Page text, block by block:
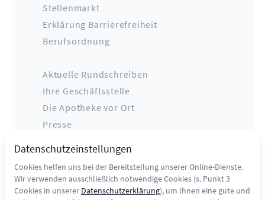
Stellenmarkt
Erklärung Barrierefreiheit
Berufsordnung
Aktuelle Rundschreiben
Ihre Geschäftsstelle
Die Apotheke vor Ort
Presse
Kontakt
Datenschutzeinstellungen
Cookies helfen uns bei der Bereitstellung unserer Online-Dienste.
Wir verwenden ausschließlich notwendige Cookies (s. Punkt 3
Cookies in unserer Datenschutzerklärung), um Ihnen eine gute und